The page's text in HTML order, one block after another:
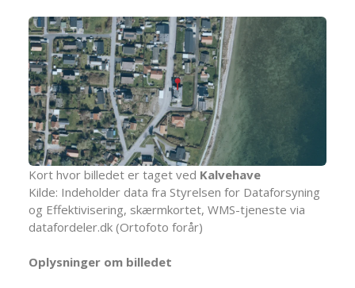
Kort hvor billedet er taget ved Kalvehave
Kilde: Indeholder data fra Styrelsen for Dataforsyning
og Effektivisering, skærmkortet, WMS-tjeneste via
datafordeler.dk (Ortofoto forår)
Oplysninger om billedet